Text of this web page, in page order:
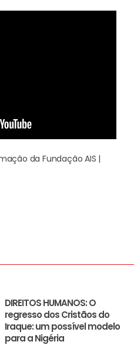
da Fundação AIS |
DIREITOS HUMANOS: O
regresso dos Cristãos do
Iraque: um possível modelo
para a Nigéria